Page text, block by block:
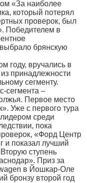
«За наиболее
который потерял
проверок, был
Победителем в
брянскую
году, вручались в
принадлежности
сегменту.
сегмента –
Первое место
Уже с первого тура
среди
пока
«Форд Центр
и показал лучший
ступень
Приз за
в Йошкар-Оле
бронзу второй год